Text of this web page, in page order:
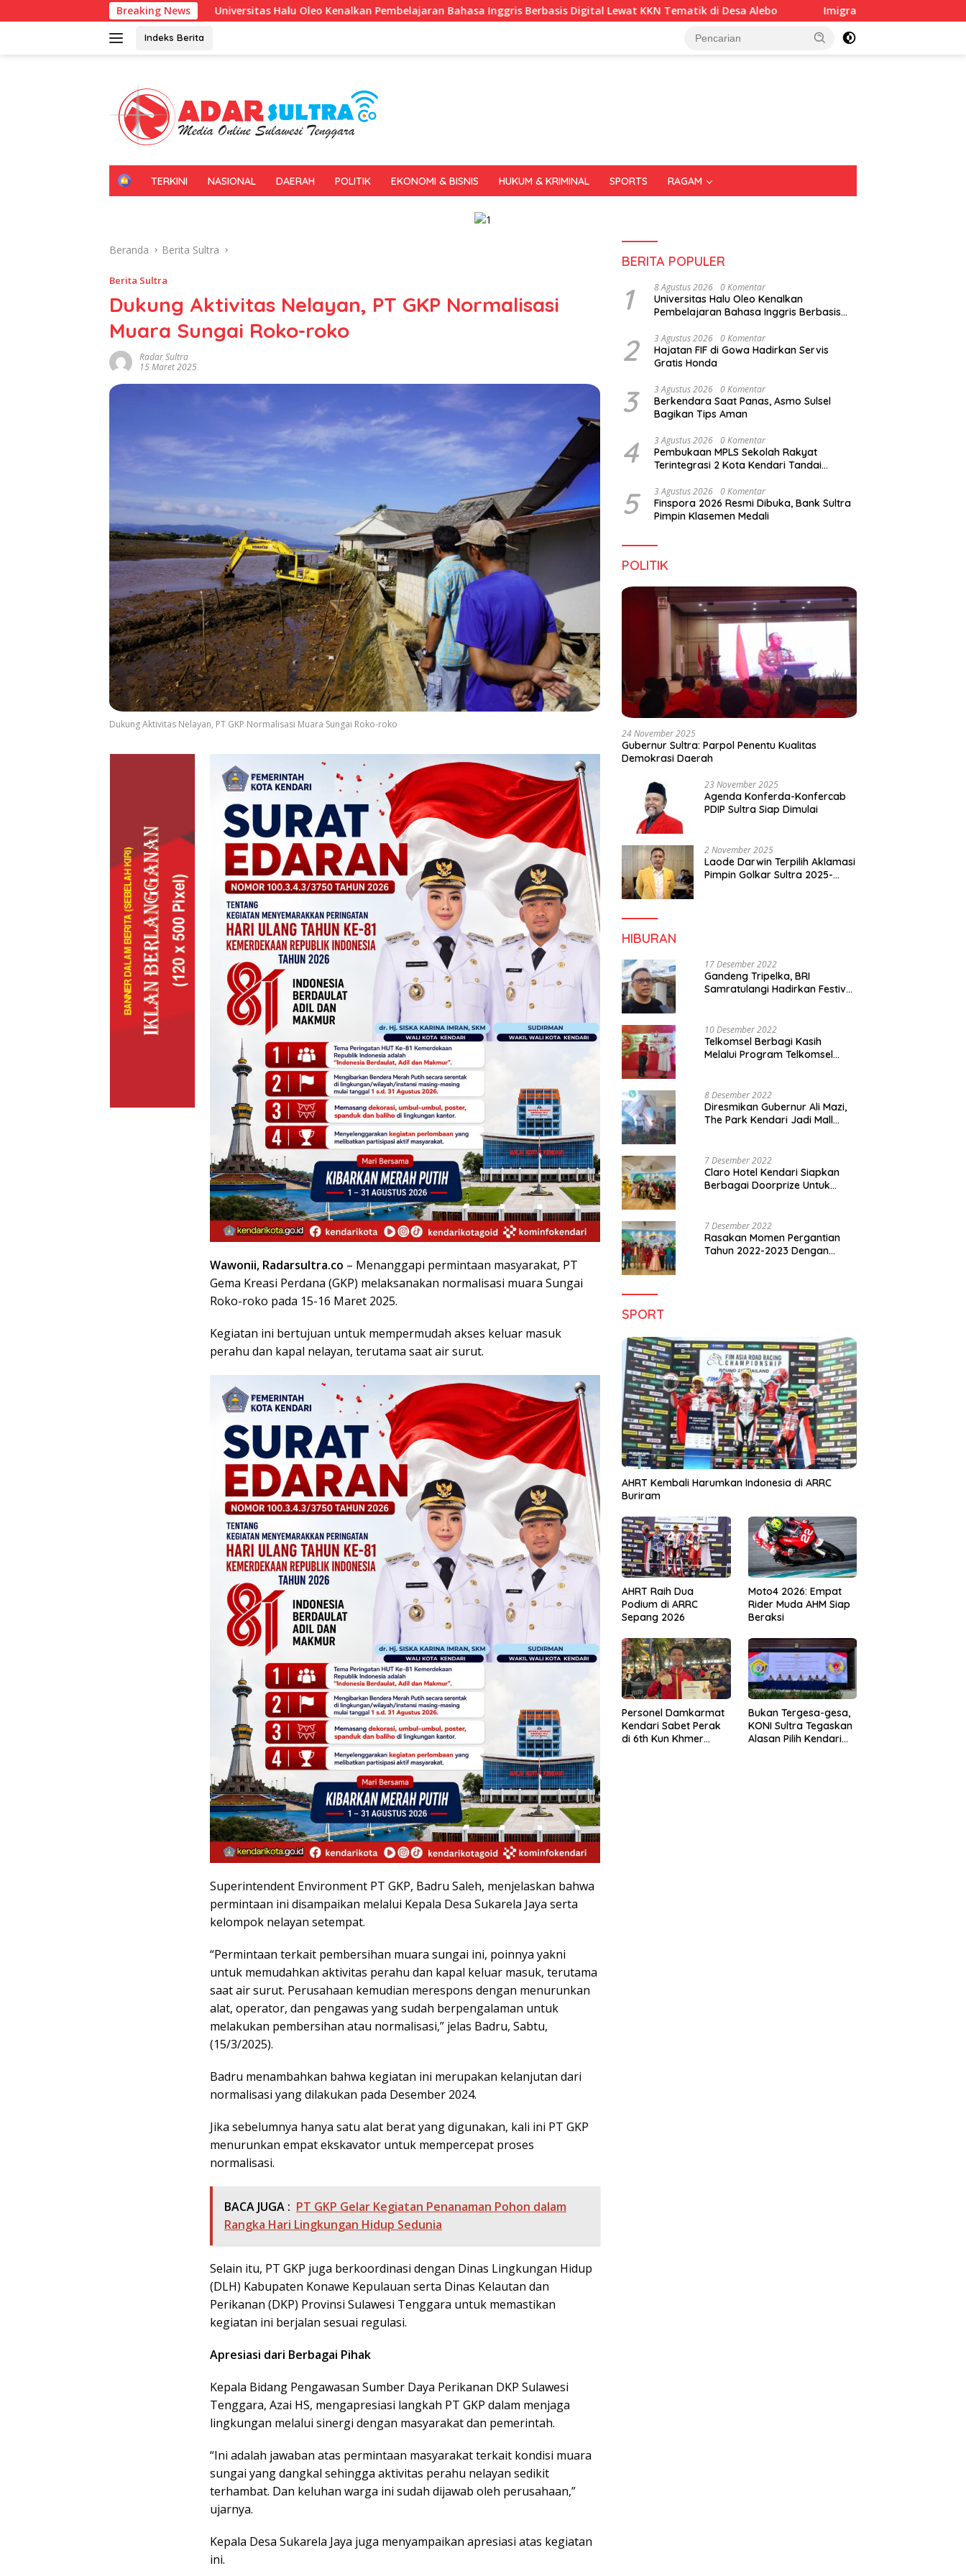
ke
Breaking News
Universitas Halu Oleo Kenalkan Pembelajaran Bahasa Inggris Berbasis Digital Lewat KKN Tematik di Desa Alebo Imigrasi Sultra Perkuat Kepedulian Sosial Lewat
Indeks Berita
H
TERKINI NASIONAL DAERAH POLITIK EKONOMI & BISNIS HUKUM & KRIMINAL SPORTS RAGAM
Beranda Berita Sultra
Berita Sultra
Dukung Aktivitas Nelayan, PT GKP Normalisasi
Muara Sungai Roko-roko
Radar Sultra
15 Maret 2025
Dukung Aktivitas Nelayan, PT GKP Normalisasi Muara Sungai Roko-roko
Wawonii, Radarsultra.co – Menanggapi permintaan masyarakat, PT
Gema Kreasi Perdana (GKP) melaksanakan normalisasi muara Sungai
Roko-roko pada 15-16 Maret 2025.
Kegiatan ini bertujuan untuk mempermudah akses keluar masuk
perahu dan kapal nelayan, terutama saat air surut.
Superintendent Environment PT GKP, Badru Saleh, menjelaskan bahwa
permintaan ini disampaikan melalui Kepala Desa Sukarela Jaya serta
kelompok nelayan setempat.
“Permintaan terkait pembersihan muara sungai ini, poinnya yakni
untuk memudahkan aktivitas perahu dan kapal keluar masuk, terutama
saat air surut. Perusahaan kemudian merespons dengan menurunkan
alat, operator, dan pengawas yang sudah berpengalaman untuk
melakukan pembersihan atau normalisasi,” jelas Badru, Sabtu,
(15/3/2025).
Badru menambahkan bahwa kegiatan ini merupakan kelanjutan dari
normalisasi yang dilakukan pada Desember 2024.
Jika sebelumnya hanya satu alat berat yang digunakan, kali ini PT GKP
menurunkan empat ekskavator untuk mempercepat proses
normalisasi.
BACA JUGA : PT GKP Gelar Kegiatan Penanaman Pohon dalam
Rangka Hari Lingkungan Hidup Sedunia
Selain itu, PT GKP juga berkoordinasi dengan Dinas Lingkungan Hidup
(DLH) Kabupaten Konawe Kepulauan serta Dinas Kelautan dan
Perikanan (DKP) Provinsi Sulawesi Tenggara untuk memastikan
kegiatan ini berjalan sesuai regulasi.
Apresiasi dari Berbagai Pihak
Kepala Bidang Pengawasan Sumber Daya Perikanan DKP Sulawesi
Tenggara, Azai HS, mengapresiasi langkah PT GKP dalam menjaga
lingkungan melalui sinergi dengan masyarakat dan pemerintah.
“Ini adalah jawaban atas permintaan masyarakat terkait kondisi muara
sungai yang dangkal sehingga aktivitas perahu nelayan sedikit
terhambat. Dan keluhan warga ini sudah dijawab oleh perusahaan,”
ujarnya.
Kepala Desa Sukarela Jaya juga menyampaikan apresiasi atas kegiatan
ini.
BERITA POPULER
1 8 Agustus 2026 0 Komentar
Universitas Halu Oleo Kenalkan
Pembelajaran Bahasa Inggris Berbasis
2 3 Agustus 2026 0 Komentar
Hajatan FIF di Gowa Hadirkan Servis
Gratis Honda
3 3 Agustus 2026 0 Komentar
Berkendara Saat Panas, Asmo Sulsel
Bagikan Tips Aman
4 3 Agustus 2026 0 Komentar
Pembukaan MPLS Sekolah Rakyat
Terintegrasi 2 Kota Kendari Tandai
5 3 Agustus 2026 0 Komentar
Finspora 2026 Resmi Dibuka, Bank Sultra
Pimpin Klasemen Medali
POLITIK
24 November 2025
Gubernur Sultra: Parpol Penentu Kualitas
Demokrasi Daerah
23 November 2025
Agenda Konferda-Konfercab
PDIP Sultra Siap Dimulai
2 November 2025
Laode Darwin Terpilih Aklamasi
Pimpin Golkar Sultra 2025-
HIBURAN
17 Desember 2022
Gandeng Tripelka, BRI
Samratulangi Hadirkan Festival
10 Desember 2022
Telkomsel Berbagi Kasih
Melalui Program Telkomsel
8 Desember 2022
Diresmikan Gubernur Ali Mazi,
The Park Kendari Jadi Mall
7 Desember 2022
Claro Hotel Kendari Siapkan
Berbagai Doorprize Untuk
7 Desember 2022
Rasakan Momen Pergantian
Tahun 2022-2023 Dengan
SPORT
AHRT Kembali Harumkan Indonesia di ARRC
Buriram
AHRT Raih Dua
Podium di ARRC
Sepang 2026
Moto4 2026: Empat
Rider Muda AHM Siap
Beraksi
Personel Damkarmat
Kendari Sabet Perak
di 6th Kun Khmer
Bukan Tergesa-gesa,
KONI Sultra Tegaskan
Alasan Pilih Kendari